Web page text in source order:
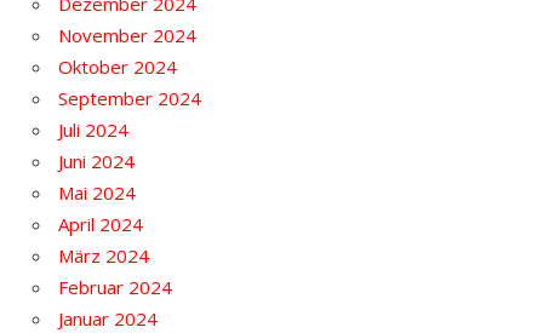
November 2024
Oktober 2024
September 2024
Juli 2024
Juni 2024
Mai 2024
April 2024
März 2024
Februar 2024
Januar 2024